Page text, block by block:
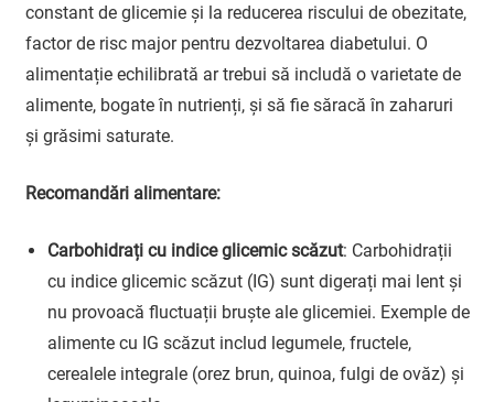
constant de glicemie și la reducerea riscului de obezitate,
factor de risc major pentru dezvoltarea diabetului. O
alimentație echilibrată ar trebui să includă o varietate de
alimente, bogate în nutrienți, și să fie săracă în zaharuri
și grăsimi saturate.
Recomandări alimentare:
Carbohidrați cu indice glicemic scăzut: Carbohidrații
cu indice glicemic scăzut (IG) sunt digerați mai lent și
nu provoacă fluctuații bruște ale glicemiei. Exemple de
alimente cu IG scăzut includ legumele, fructele,
cerealele integrale (orez brun, quinoa, fulgi de ovăz) și